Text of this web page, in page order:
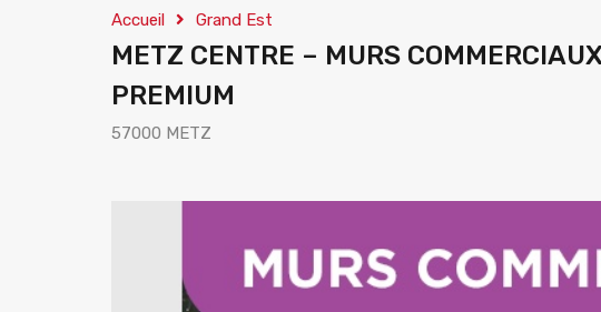
Accueil Grand Est
METZ CENTRE – MURS
PREMIUM
57000 METZ